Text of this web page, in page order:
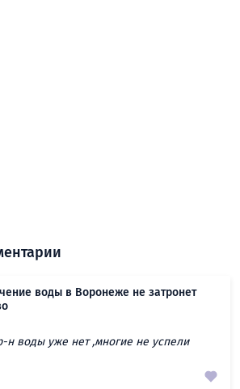
воды в Воронеже не затронет
н воды уже нет ,многие не успели